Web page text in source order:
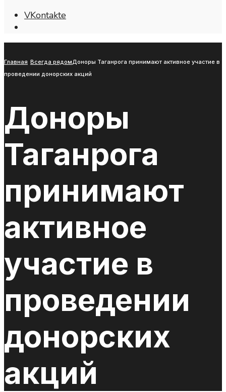
VKontakte
Главная Всегда рядомДоноры Таганрога принимают активное участие в
проведении донорских акций
Доноры
Таганрога
принимают
активное
участие в
проведении
донорских
акций